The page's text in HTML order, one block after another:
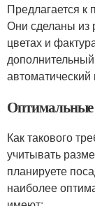
Предлагается
Они сделаны из
цветах и
автоматический
Оптимальные
Как такового
учитывать
планируете
наиболее